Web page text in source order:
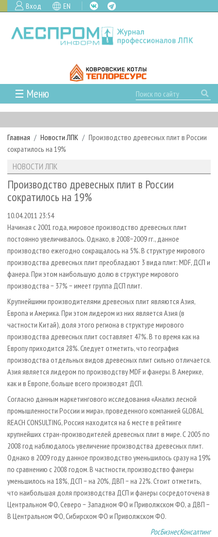
Вход EN
☰ Меню
ГЛАВНАЯ
РУБРИКИ И ТЕМЫ
РУБРИКИ ЖУРНАЛА
ЛЕСОЗАГОТОВКА
ЛЕСОПИЛЕНИЕ
СУШКА ДРЕВЕСИНЫ
ПРОИЗВОДСТВО ДРЕВЕСНЫХ ПЛИТ
ДЕРЕВЯННОЕ ДОМОСТРОЕНИЕ
ПРОИЗВОДСТВО МЕБЕЛИ
БИОЭНЕРГЕТИКА
ЦБП
ИНСТРУМЕНТ И МАТЕРИАЛЫ
НОВОСТИ
НОВОСТИ ЛПК
НОВОСТИ ЖУРНАЛА
ПРОЕКТЫ ЛПИ
АНАЛИТИКА
ПРЕДПРИЯТИЯ ЛПК
ПЕРСОНЫ
МОБИЛЬНЫЕ ВЫСТАВКИ
ОФИЦИАЛЬНЫЕ ДЕЛЕГАЦИИ
ПРИОРИТЕТНЫЕ ИНВЕСТПРОЕКТЫ
RUSSIAN FORESTRY REVIEW
ГАЗЕТА ЛЕСПРОМФОРУМ
БИБЛИОТЕКА СПЕЦИАЛИСТА
АРХИВ ЖУРНАЛОВ
О ЖУРНАЛЕ
ПОДПИСКА
КОНТАКТЫ
РЕКЛАМОДАТЕЛЯМ
РЕКЛАМА
РЕКЛАМА НА САЙТЕ
Главная Новости ЛПК
Производство древесных плит в России
сократилось на 19%
НОВОСТИ ЛПК
Производство древесных плит в России
сократилось на 19%
10.04.2011 23:54
Начиная с 2001 года, мировое производство древесных плит
постоянно увеличивалось. Однако, в 2008−2009 гг., данное
производство ежегодно сокращалось на 5%. В структуре мирового
производства древесных плит преобладают 3 вида плит: MDF, ДСП и
фанера. При этом наибольшую долю в структуре мирового
производства − 37% − имеет группа ДСП плит.
Крупнейшими производителями древесных плит являются Азия,
Европа и Америка. При этом лидером из них является Азия (в
частности Китай), доля этого региона в структуре мирового
производства древесных плит составляет 47%. В то время как на
Европу приходится 28%. Следует отметить, что география
производства отдельных видов древесных плит сильно отличается.
Азия является лидером по производству MDF и фанеры. В Америке,
как и в Европе, больше всего производят ДСП.
Согласно данным маркетингового исследования «Анализ лесной
промышленности России и мира», проведенного компанией GLOBAL
REACH CONSULTING, Россия находится на 6 месте в рейтинге
крупнейших стран-производителей древесных плит в мире. С 2005 по
2008 год наблюдалось увеличение производства древесных плит.
Однако в 2009 году данное производство уменьшилось сразу на 19%
по сравнению с 2008 годом. В частности, производство фанеры
уменьшилось на 18%, ДСП − на 20%, ДВП − на 22%. Стоит отметить,
что наибольшая доля производства ДСП и фанеры сосредоточена в
Центральном ФО, Северо − Западном ФО и Приволжском ФО, а ДВП −
В Центральном ФО, Сибирском ФО и Приволжском ФО.
РосБизнесКонсалтинг